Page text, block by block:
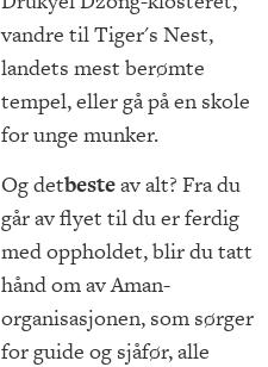
vandre til Tiger's Nest,
landets mest berømte
tempel, eller gå på en skole
for unge munker.
Og detbesteav alt? Fra du
går av flyet til du er ferdig
med oppholdet, blir du tatt
hånd om av Aman-
organisasjonen, som sørger
for guide og sjåfør, alle